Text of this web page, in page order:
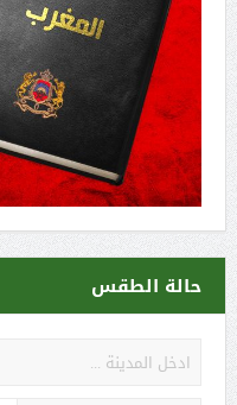
حالة الطقس